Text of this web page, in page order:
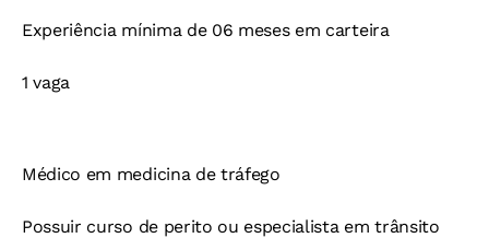
Experiência mínima de 06 meses em carteira
1 vaga
Médico em medicina de tráfego
Possuir curso de perito ou especialista em trânsito